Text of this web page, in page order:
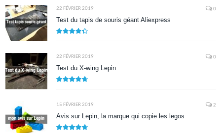
22 FÉVRIER 2019 0
Test du tapis de souris géant Aliexpress
22 FÉVRIER 2019 0
Test du X-wing Lepin
15 FÉVRIER 2019 2
Avis sur Lepin, la marque qui copie les legos